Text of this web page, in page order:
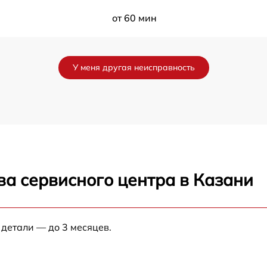
от 60 мин
от 60 мин
от 60 мин
У меня другая неисправность
сервисного центра в Казани
— до 3 месяцев.